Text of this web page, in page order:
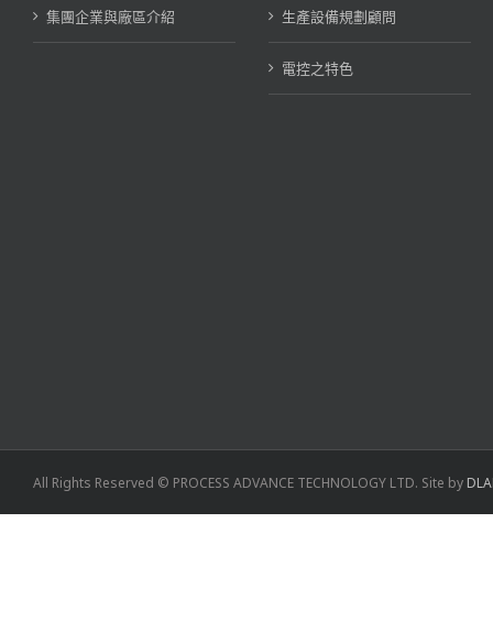
集團企業與廠區介紹 生產設備規劃顧問
電控之特色
All Rights Reserved © PROCESS ADVANCE TECHNOLOGY LTD. Site by